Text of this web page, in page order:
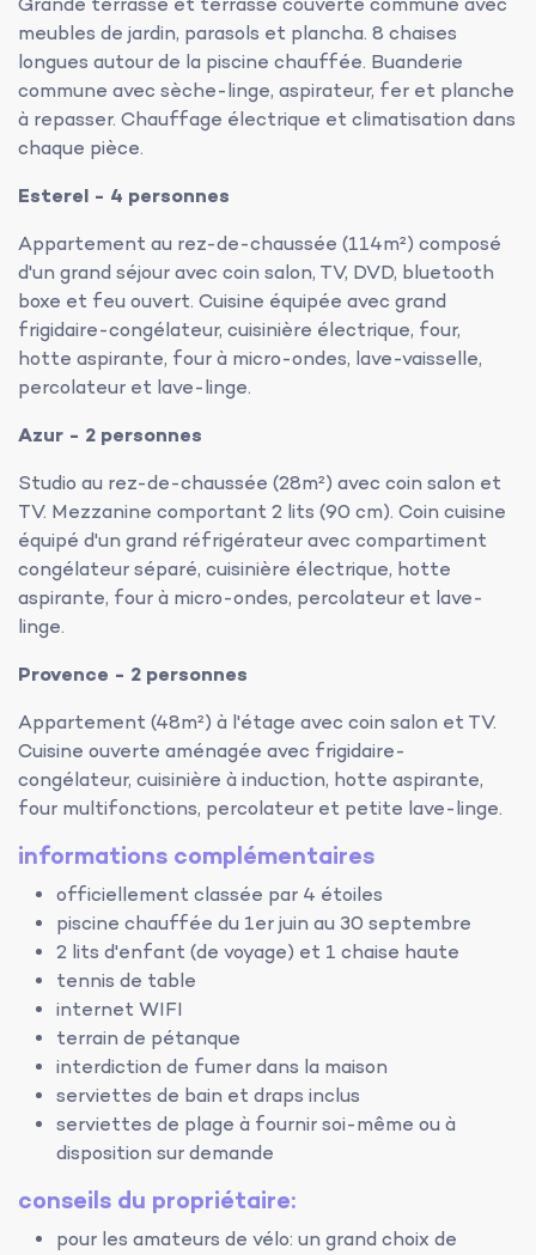
Grande terrasse et terrasse couverte commune avec
meubles de jardin, parasols et plancha. 8 chaises
longues autour de la piscine chauffée. Buanderie
commune avec sèche-linge, aspirateur, fer et planche
à repasser. Chauffage électrique et climatisation dans
chaque pièce.
Esterel - 4 personnes
Appartement au rez-de-chaussée (114m²) composé
d'un grand séjour avec coin salon, TV, DVD, bluetooth
boxe et feu ouvert. Cuisine équipée avec grand
frigidaire-congélateur, cuisinière électrique, four,
hotte aspirante, four à micro-ondes, lave-vaisselle,
percolateur et lave-linge.
Azur - 2 personnes
Studio au rez-de-chaussée (28m²) avec coin salon et
TV. Mezzanine comportant 2 lits (90 cm). Coin cuisine
équipé d'un grand réfrigérateur avec compartiment
congélateur séparé, cuisinière électrique, hotte
aspirante, four à micro-ondes, percolateur et lave-
linge.
Provence - 2 personnes
Appartement (48m²) à l'étage avec coin salon et TV.
Cuisine ouverte aménagée avec frigidaire-
congélateur, cuisinière à induction, hotte aspirante,
four multifonctions, percolateur et petite lave-linge.
informations complémentaires
officiellement classée par 4 étoiles
piscine chauffée du 1er juin au 30 septembre
2 lits d'enfant (de voyage) et 1 chaise haute
tennis de table
internet WIFI
terrain de pétanque
interdiction de fumer dans la maison
serviettes de bain et draps inclus
serviettes de plage à fournir soi-même ou à
disposition sur demande
conseils du propriétaire:
pour les amateurs de vélo: un grand choix de